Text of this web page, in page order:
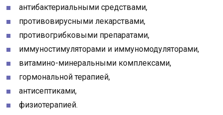
антибактериальными средствами,
противовирусными лекарствами,
противогрибковыми препаратами,
иммуностимуляторами и иммуномодуляторами,
витамино-минеральными комплексами,
гормональной терапией,
антисептиками,
физиотерапией.